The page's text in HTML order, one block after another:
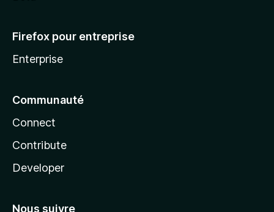
Firefox pour entreprise
Enterprise
Communauté
Connect
Contribute
Developer
Nous suivre